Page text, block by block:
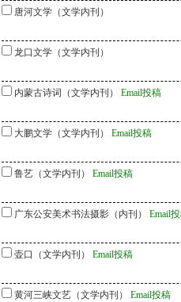
唐河文学（文学内刊）
龙口文学（文学内刊）
内蒙古诗词（文学内刊） Email投稿
大鹏文学（文学内刊） Email投稿
鲁艺（文学内刊） Email投稿
广东公安美术书法摄影（内刊） Email
壶口（文学内刊） Email投稿
黄河三峡文艺（文学内刊） Email投稿